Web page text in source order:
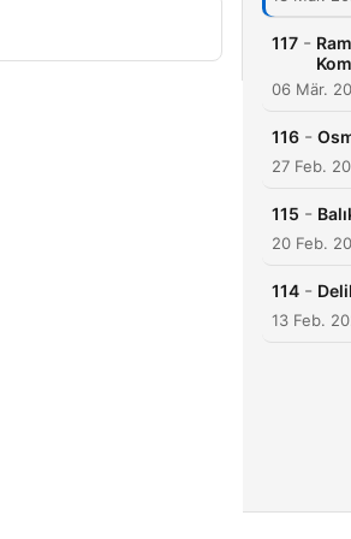
117 -
06 Mär.
116 -
27 Feb.
115 -
20 Feb.
114 -
13 Feb.